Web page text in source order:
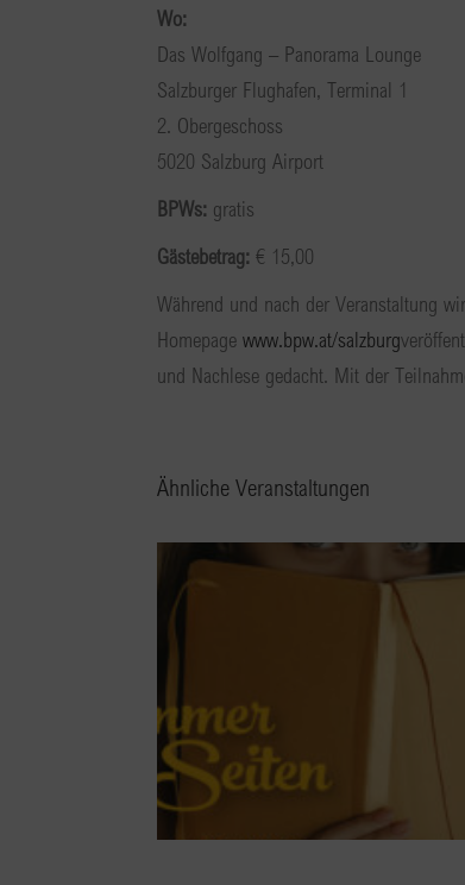
Wo:
Das Wolfgang – Panorama Lounge
Salzburger Flughafen, Terminal 1
2. Obergeschoss
5020 Salzburg Airport
BPWs: gratis
Gästebetrag: € 15,00
Während und nach der Veranstaltung
Homepage www.bpw.at/salzburg
und Nachlese gedacht. Mit der
Ähnliche Veranstaltungen